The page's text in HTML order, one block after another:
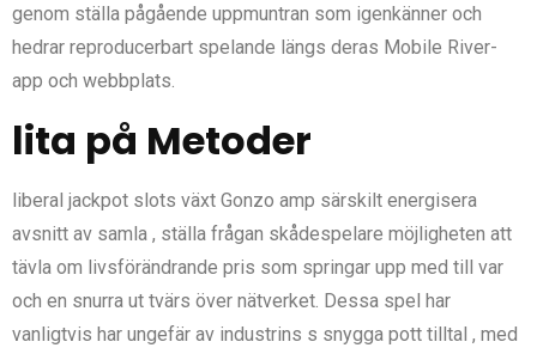
genom ställa pågående uppmuntran som igenkänner och
hedrar reproducerbart spelande längs deras Mobile River-
app och webbplats.
lita på Metoder
liberal jackpot slots växt Gonzo amp särskilt energisera
avsnitt av samla , ställa frågan skådespelare möjligheten att
tävla om livsförändrande pris som springar upp med till var
och en snurra ut tvärs över nätverket. Dessa spel har
vanligtvis har ungefär av industrins s snygga pott tilltal , med